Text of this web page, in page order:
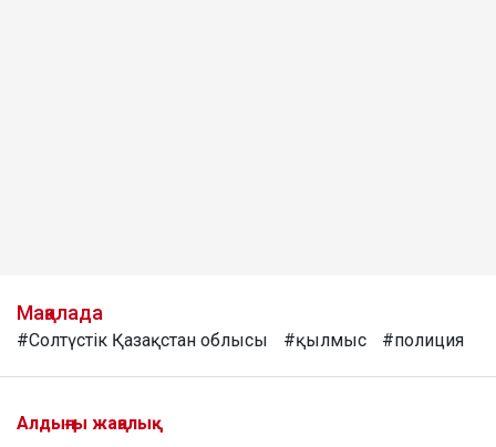
Мақалада
#Солтүстік Қазақстан облысы #қылмыс #полиция
Алдыңғы жаңалық